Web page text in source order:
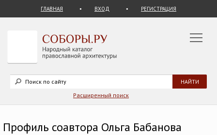
ГЛАВНАЯ ВХОД РЕГИСТРАЦИЯ
Расширенный поиск
Профиль соавтора Ольга Бабанова